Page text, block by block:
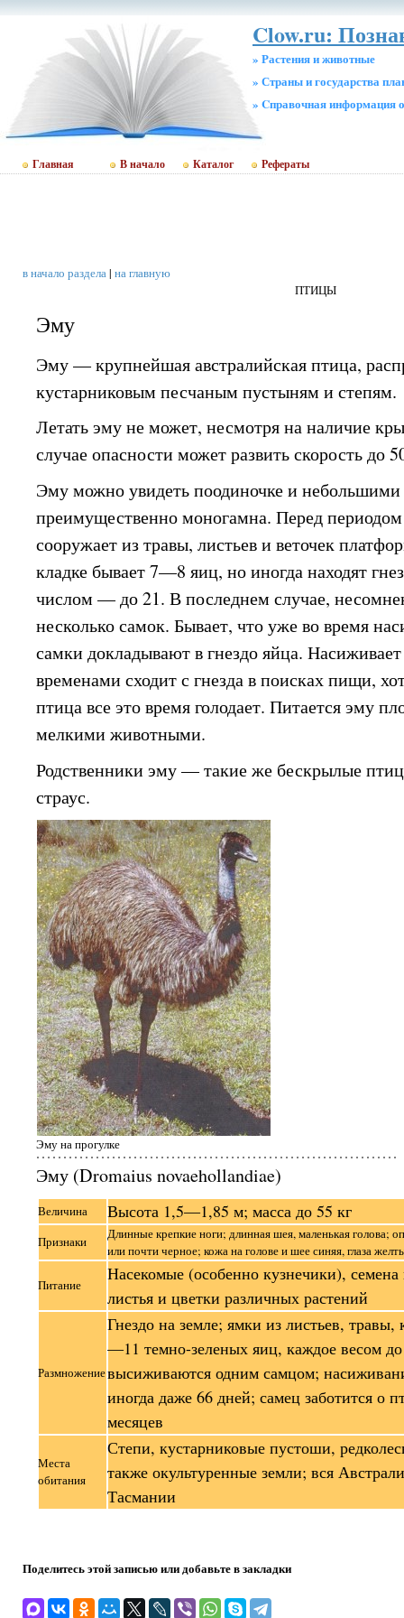
Clow.ru:
» Растения и животные
» Страны и государства
» Cправочная информация
Главная В начало Каталог Рефераты
в начало раздела| на главную
ПТИЦЫ
Эму
Эму — крупнейшая австралийская птица,
кустарниковым песчаным пустыням и степям.
Летать эму не может, несмотря на наличие
случае опасности может развить скорость до
Эму можно увидеть поодиночке и
преимущественно моногамна. Перед
сооружает из травы, листьев и веточек
кладке бывает 7—8 яиц, но иногда находят
числом — до 21. В последнем случае,
несколько самок. Бывает, что уже во время
самки докладывают в гнездо яйца.
временами сходит с гнезда в поисках пищи,
птица все это время голодает. Питается эму
мелкими животными.
Родственники эму — такие же бескрылые
страус.
Эму на прогулке
Эму (Dromaius novaehollandiae)
Величина Высота 1,5—1,85 м; масса до 55 кг
Признаки
Длинные крепкие ноги; длинная шея, маленькая голова;
или почти черное; кожа на голове и шее синяя, глаза
Питание
Насекомые (особенно кузнечики),
листья и цветки различных растений
Размножение
Гнездо на земле; ямки из листьев,
—11 темно-зеленых яиц, каждое весом
высиживаются одним самцом;
иногда даже 66 дней; самец заботится о
месяцев
Места
обитания
Степи, кустарниковые пустоши,
также окультуренные земли; вся
Тасмании
Поделитесь этой записью или добавьте в закладки